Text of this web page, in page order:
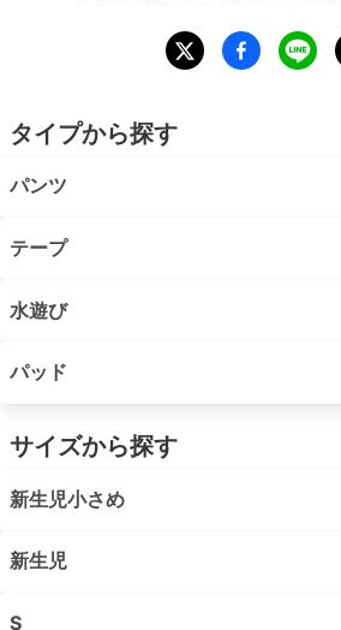
タイプから探す
パンツ
テープ
水遊び
パッド
サイズから探す
新生児小さめ
新生児
S